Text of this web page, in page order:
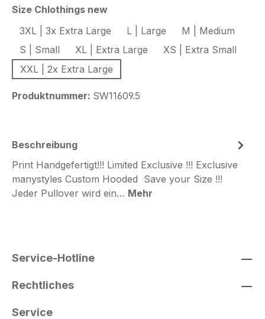
Size Chlothings newauswählen
3XL | 3x Extra Large
L | Large
M | Medium
S | Small
XL | Extra Large
XS | Extra Small
XXL | 2x Extra Large
Produktnummer: SW11609.5
Beschreibung
Print Handgefertigt!!! Limited Exclusive !!! Exclusive
manystyles Custom Hooded Save your Size !!!
Jeder Pullover wird ein… Mehr
Service-Hotline
Rechtliches
Service